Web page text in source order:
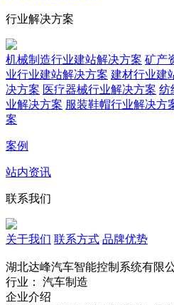
行业解决方案
机械制造行业建站解决方案 矿产
业行业建站解决方案 建材行业建
决方案 医疗器械行业解决方案 纺
业解决方案 服装鞋帽行业解决方
案
案例
站内资讯
联系我们
关于我们 联系方式 品牌优势
湖北达峰汽车智能控制系统有限
行业： 汽车制造
企业介绍